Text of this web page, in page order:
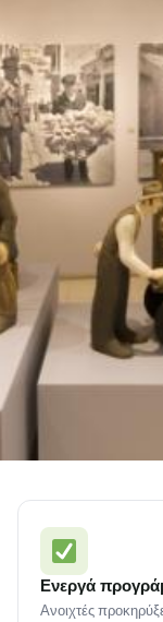
Ενεργά
Ανοιχτές